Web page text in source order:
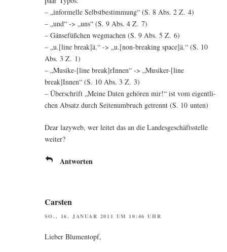
– „infor­mel­le Selbst­be­stim­mung“ (S. 8 Abs. 2 Z. 4)
– „und“ -> „uns“ (S. 9 Abs. 4 Z. 7)
– Gän­se­füß­chen weg­ma­chen (S. 9 Abs. 5 Z. 6)
– „u.[line break]ä.“ -> „u.[non-breaking space]ä.“ (S. 10
Abs. 3 Z. 1)
– „Musike-[line break]rInnen“ -> „Musiker-[line
break]Innen“ (S. 10 Abs. 3 Z. 3)
– Über­schrift „Mei­ne Daten gehö­ren mir!“ ist vom eigent­li­
chen Absatz durch Sei­ten­um­bruch getrennt (S. 10 unten)
Dear lazy­web, wer lei­tet das an die Lan­des­ge­schäfts­stel­le
weiter?
Antworten
Carsten
SO., 16. JANUAR 2011 UM 10:46 UHR
Lie­ber Blumentopf,